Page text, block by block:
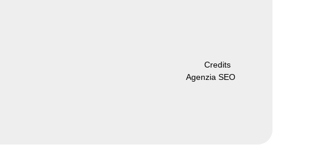
Credits
Agenzia SEO